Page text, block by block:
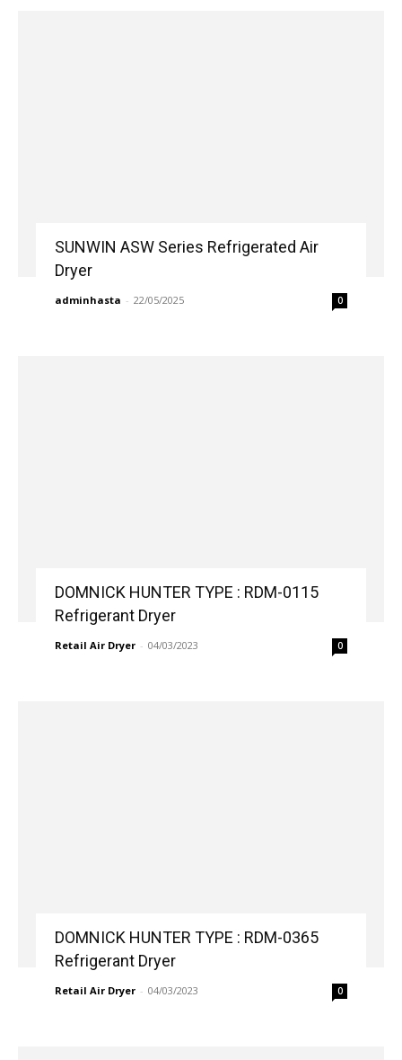
SUNWIN ASW Series Refrigerated Air
Dryer
adminhasta - 22/05/2025 0
DOMNICK HUNTER TYPE : RDM-0115
Refrigerant Dryer
Retail Air Dryer - 04/03/2023 0
DOMNICK HUNTER TYPE : RDM-0365
Refrigerant Dryer
Retail Air Dryer - 04/03/2023 0